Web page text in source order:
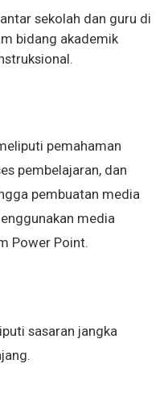
sekolah dan guru di
bidang akademik
pemahaman
pembelajaran, dan
pembuatan media
media
Power Point.
sasaran jangka